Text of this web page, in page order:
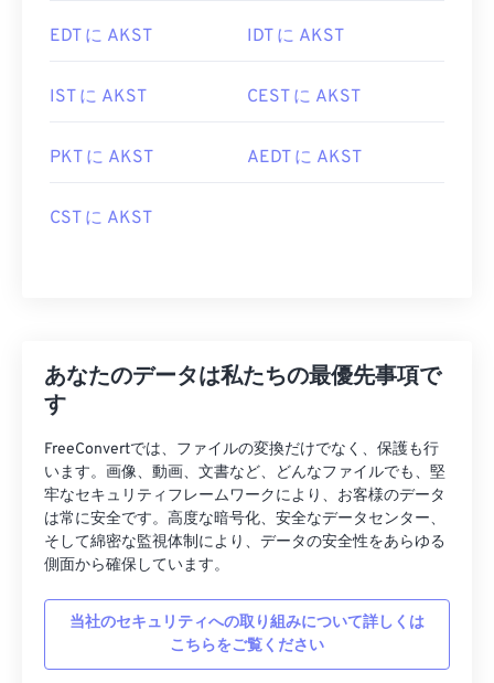
EDT に AKST IDT に AKST
IST に AKST CEST に AKST
PKT に AKST AEDT に AKST
CST に AKST
あなたのデータは私たちの最優先事項で
す
FreeConvertでは、ファイルの変換だけでなく、保護も行
います。画像、動画、文書など、どんなファイルでも、堅
牢なセキュリティフレームワークにより、お客様のデータ
は常に安全です。高度な暗号化、安全なデータセンター、
そして綿密な監視体制により、データの安全性をあらゆる
側面から確保しています。
当社のセキュリティへの取り組みについて詳しくは
こちらをご覧ください